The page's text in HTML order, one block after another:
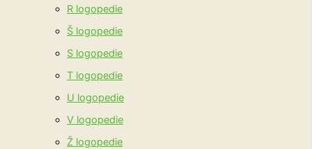
R logopedie
Š logopedie
S logopedie
T logopedie
U logopedie
V logopedie
Ž logopedie